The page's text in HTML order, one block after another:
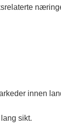
innen
sikt.